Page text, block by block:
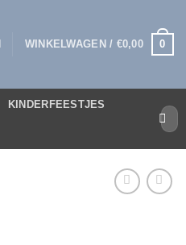
WINKELWAGEN / €0,00 0
KINDERFEESTJES
naar: